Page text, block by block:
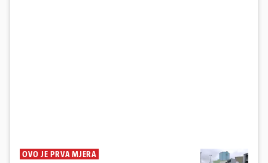
OVO JE PRVA MJERA